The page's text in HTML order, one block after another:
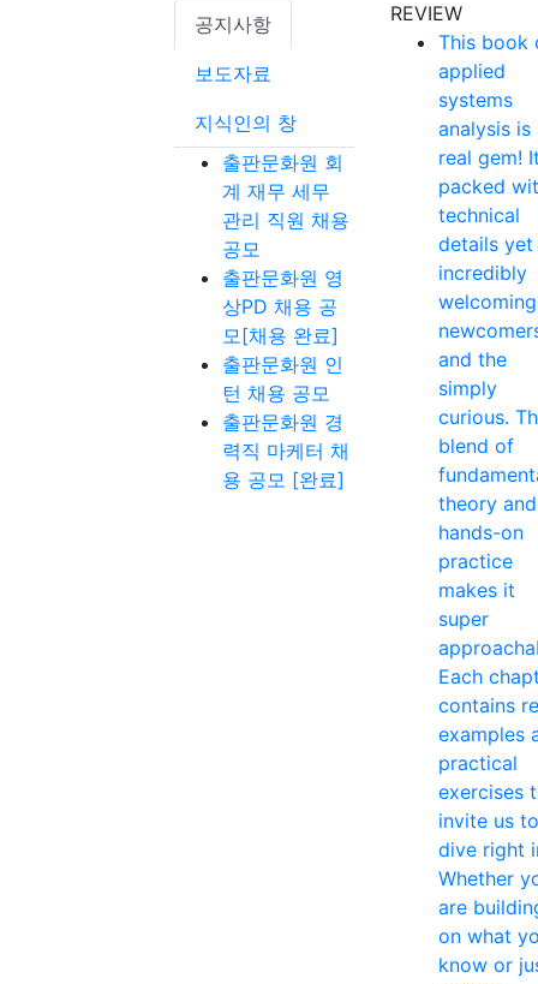
공지사항
보도자료
지식인의 창
출판문화원 회
계 재무 세무
관리 직원 채용
공모
출판문화원 영
상PD 채용 공
모[채용 완료]
출판문화원 인
턴 채용 공모
출판문화원 경
력직 마케터 채
용 공모 [완료]
REVIEW
This book
applied
systems
analysis is
real gem!
packed
technical
details yet
incredibly
and the
simply
curious.
blend of
theory and
hands-on
practice
makes it
super
Each
contains
examples
practical
exercises
invite us to
dive right
Whether
are
on what
know or